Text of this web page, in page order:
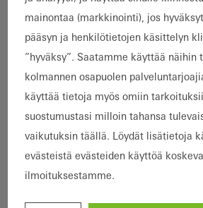
Valitse suodattimet
rajaamiseen
3 Referenssiä
Näytä 3 referenssiä
mainontaa (markkinointi), jos
pääsyn ja henkilötietojen käsittelyn
”hyväksy”. Saatamme käyttää näihin
kolmannen osapuolen
käyttää tietoja myös omiin
suostumustasi milloin tahansa
vaikutuksin täällä. Löydät lisätietoja
evästeistä evästeiden käyttöä
ilmoituksestamme.